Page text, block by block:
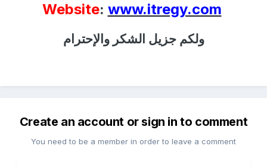
Website:www.itregy.com
ولكم جزيل الشكر والإحترام
Create an account or sign in to comment
You need to be a member in order to leave a comment